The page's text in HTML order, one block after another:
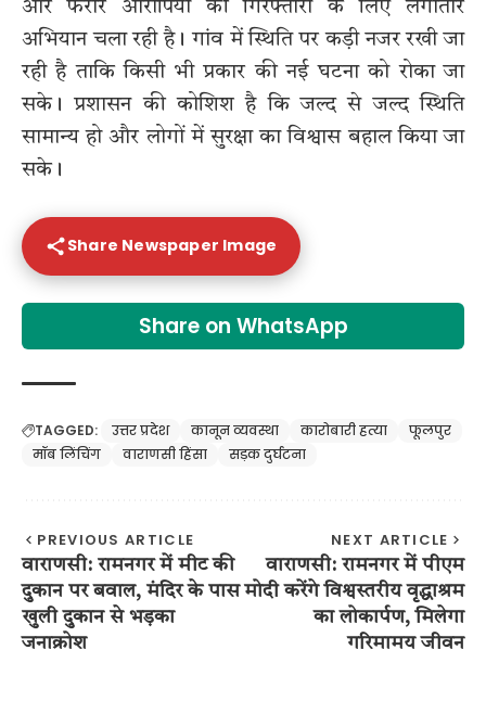
और फरार आरोपियों की गिरफ्तारी के लिए लगातार
अभियान चला रही है। गांव में स्थिति पर कड़ी नजर रखी जा
रही है ताकि किसी भी प्रकार की नई घटना को रोका जा
सके। प्रशासन की कोशिश है कि जल्द से जल्द स्थिति
सामान्य हो और लोगों में सुरक्षा का विश्वास बहाल किया जा
सके।
Share Newspaper Image
Share on WhatsApp
TAGGED: उत्तर प्रदेश कानून व्यवस्था कारोबारी हत्या
फूलपुर
मॉब लिंचिंग
वाराणसी हिंसा सड़क दुर्घटना
PREVIOUS ARTICLE
वाराणसी: रामनगर में मीट की
दुकान पर बवाल, मंदिर के पास
खुली दुकान से भड़का
जनाक्रोश
NEXT ARTICLE
वाराणसी: रामनगर में पीएम
मोदी करेंगे विश्वस्तरीय वृद्धाश्रम
का लोकार्पण, मिलेगा
गरिमामय जीवन